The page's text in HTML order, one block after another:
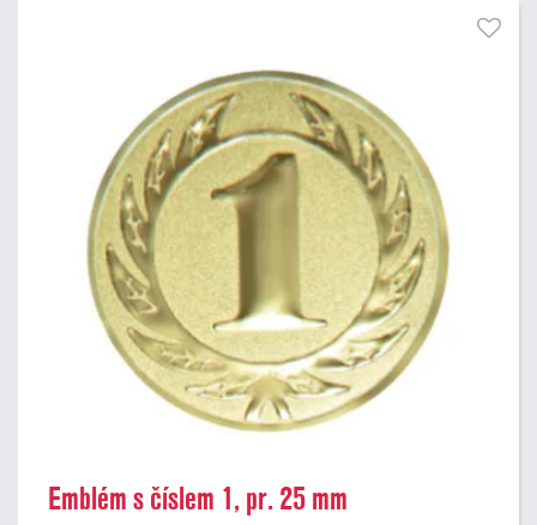
Emblém s číslem 1, pr. 25 mm